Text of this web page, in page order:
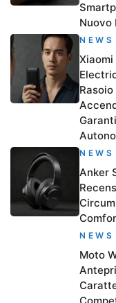
Nuovo
NEWS
NEWS
Anker
NEWS
Moto